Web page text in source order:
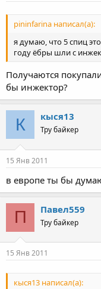
pininfarina написал(а):
я думаю, что 5 спиц
году ёбры шли с
Получаются
бы инжектор?
К кыся13
Тру байкер
15 Янв 2011
в европе ты бы
П Павел559
Тру байкер
15 Янв 2011
кыся13 написал(а):